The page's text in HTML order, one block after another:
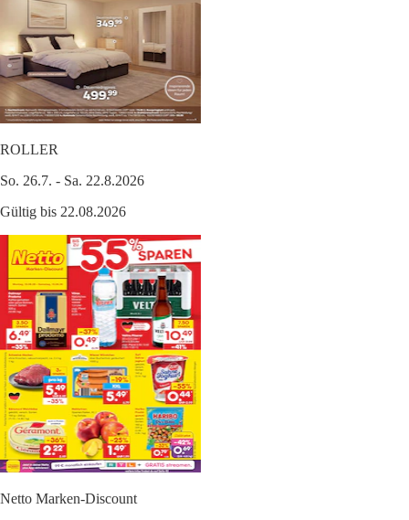
ROLLER
So. 26.7. - Sa. 22.8.2026
Gültig bis 22.08.2026
Netto Marken-Discount